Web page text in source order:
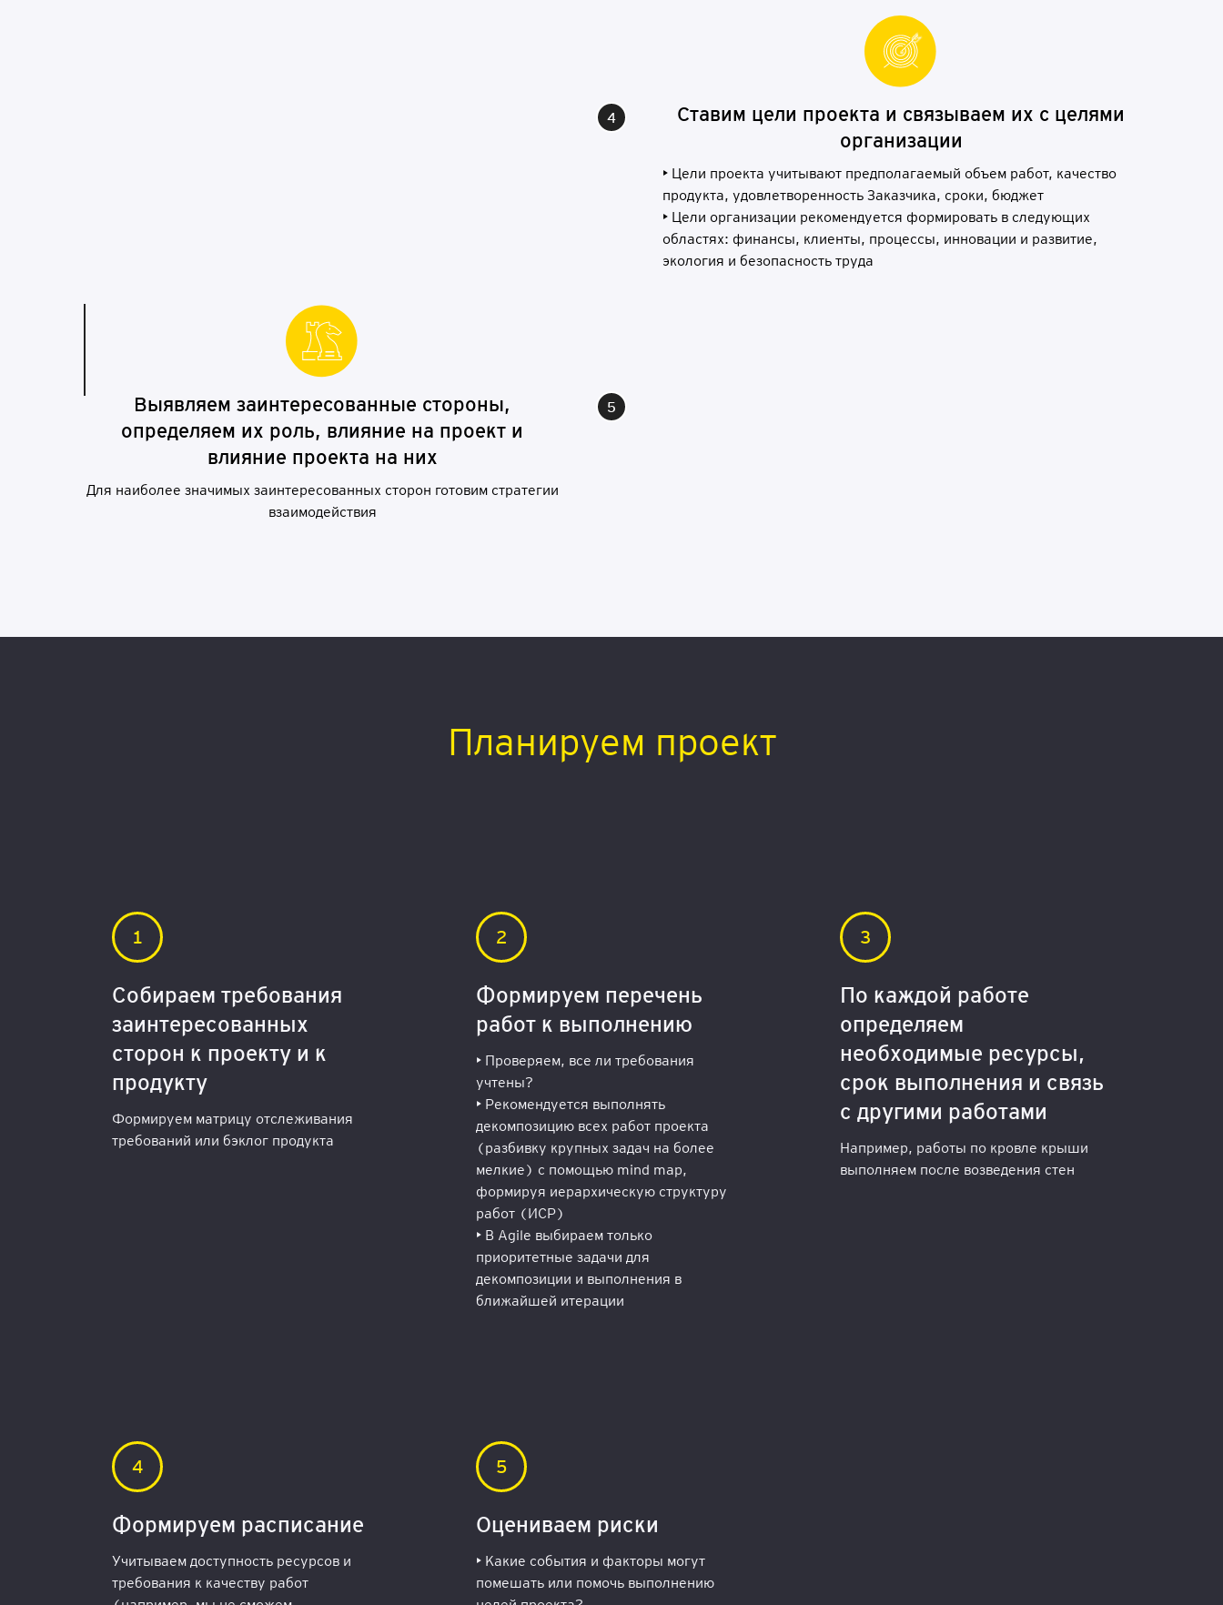
Ставим цели проекта и связываем их с целями
организации
• Цели проекта учитывают предполагаемый объем работ, качество
продукта, удовлетворенность Заказчика, сроки, бюджет
• Цели организации рекомендуется формировать в следующих
областях: финансы, клиенты, процессы, инновации и развитие,
экология и безопасность труда
Выявляем заинтересованные стороны,
определяем их роль, влияние на проект и
влияние проекта на них
Для наиболее значимых заинтересованных сторон готовим стратегии
взаимодействия
Планируем проект
Собираем требования
заинтересованных
сторон к проекту и к
продукту
Формируем матрицу отслеживания
требований или бэклог продукта
Формируем перечень
работ к выполнению
• Проверяем, все ли требования
учтены?
• Рекомендуется выполнять
декомпозицию всех работ проекта
(разбивку крупных задач на более
мелкие) с помощью mind map,
формируя иерархическую структуру
работ (ИСР)
• В Agile выбираем только
приоритетные задачи для
декомпозиции и выполнения в
ближайшей итерации
По каждой работе
определяем
необходимые ресурсы,
срок выполнения и связь
с другими работами
Например, работы по кровле крыши
выполняем после возведения стен
Формируем расписание
Учитываем доступность ресурсов и
требования к качеству работ
Оцениваем риски
• Какие события и факторы могут
помешать или помочь выполнению